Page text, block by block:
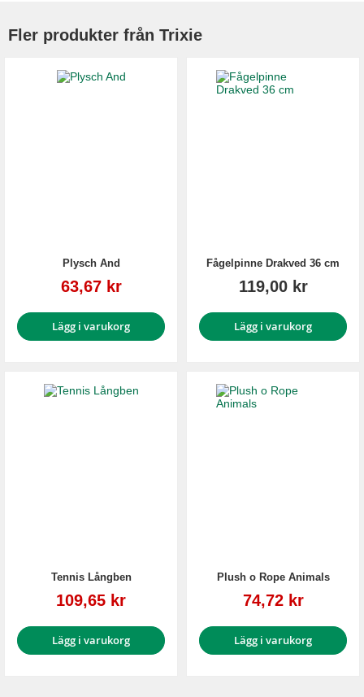
Fler produkter från Trixie
Plysch And
Reapris
63,67 kr
Lägg i varukorg
Fågelpinne Drakved 36 cm
119,00 kr
Lägg i varukorg
Tennis Långben
Reapris
109,65 kr
Lägg i varukorg
Plush o Rope Animals
Reapris
74,72 kr
Lägg i varukorg